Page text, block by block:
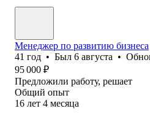
Менеджер по развитию бизнеса
41 год • Был 6 августа •
95 000 ₽
Предложили работу, решает
Общий опыт
16 лет 4 месяца